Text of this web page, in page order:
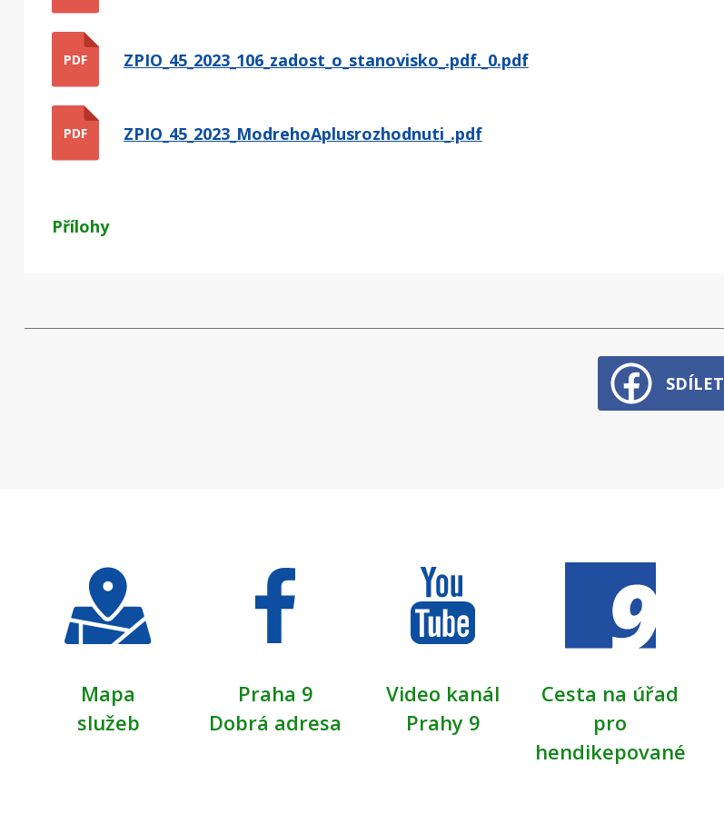
PDF ZPIO_45_2023_106_zadost_o_stanovisko_.pdf._0.pdf
PDF ZPIO_45_2023_ModrehoAplusrozhodnuti_.pdf
Přílohy
SDÍLET
Mapa
služeb
Praha 9
Dobrá adresa
Video kanál
Prahy 9
Cesta na úřad
pro
hendikepované